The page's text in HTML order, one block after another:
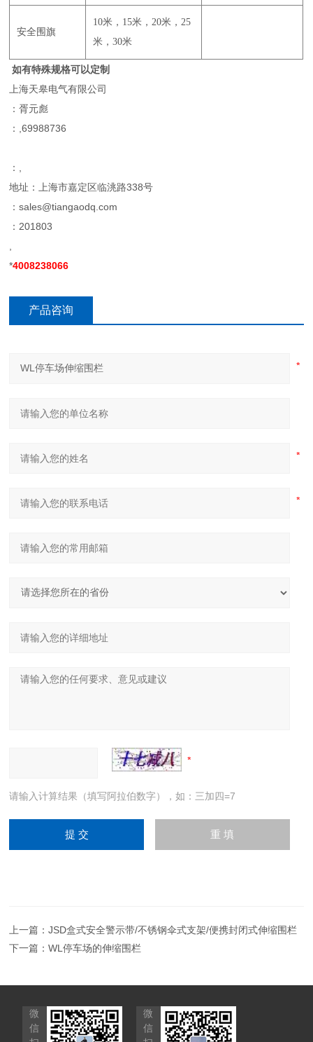
安全围旗
10米，15米，20米，25
米，30米
如有特殊规格可以定制
上海天皋电气有限公司
：胥元彪
：,69988736
：,
地址：上海市嘉定区临洮路338号
：sales@tiangaodq.com
：201803
*4008238066
产品咨询
请输入计算结果（填写阿拉伯数字），如：三加四=7
上一篇：JSD盒式安全警示带/不锈钢伞式支架/便携封闭式伸缩围栏
下一篇：WL停车场的伸缩围栏
微
信
微
信